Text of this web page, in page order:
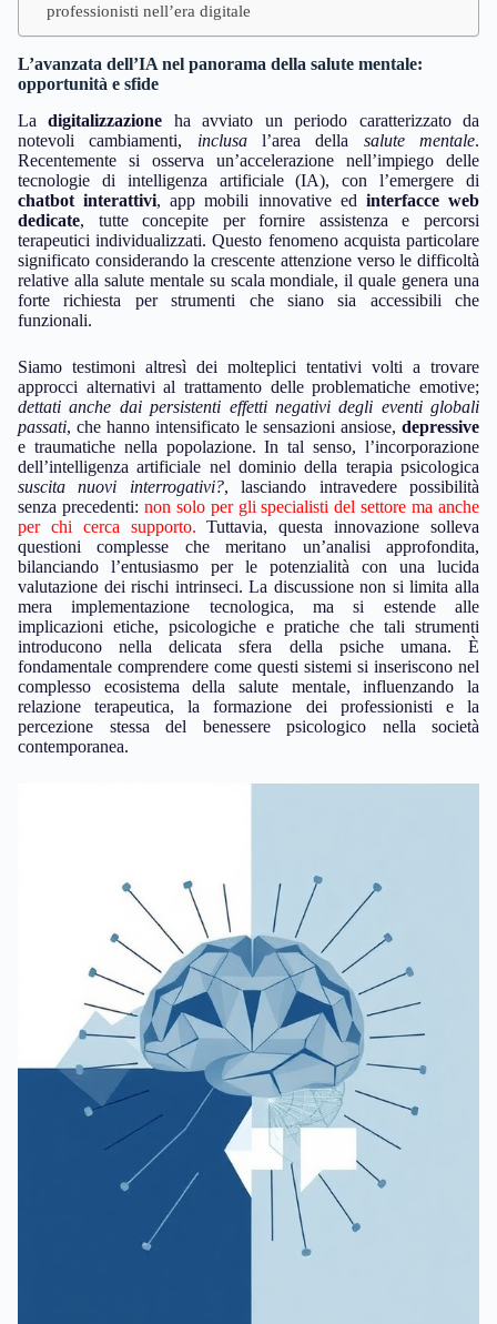
professionisti nell’era digitale
L’avanzata dell’IA nel panorama della salute mentale:
opportunità e sfide
Ladigitalizzazione ha avviato un periodo caratterizzato da
notevoli cambiamenti, inclusal’area della salute mentale.
Recentemente si osserva un’accelerazione nell’impiego delle
tecnologie di intelligenza artificiale (IA), con l’emergere di
chatbot interattivi, app mobili innovative ed interfacce web
dedicate, tutte concepite per fornire assistenza e percorsi
terapeutici individualizzati. Questo fenomeno acquista particolare
significato considerando la crescente attenzione verso le difficoltà
relative alla salute mentale su scala mondiale, il quale genera una
forte richiesta per strumenti che siano sia accessibili che
funzionali.
Siamo testimoni altresì dei molteplici tentativi volti a trovare
approcci alternativi al trattamento delle problematiche emotive;
dettati anche dai persistenti effetti negativi degli eventi globali
passati, che hanno intensificato le sensazioni ansiose, depressive
e traumatiche nella popolazione. In tal senso, l’incorporazione
dell’intelligenza artificiale nel dominio della terapia psicologica
suscita nuovi interrogativi?, lasciando intravedere possibilità
senza precedenti: non solo per gli specialisti del settore ma anche
per chi cerca supporto. Tuttavia, questa innovazione solleva
questioni complesse che meritano un’analisi approfondita,
bilanciando l’entusiasmo per le potenzialità con una lucida
valutazione dei rischi intrinseci. La discussione non si limita alla
mera implementazione tecnologica, ma si estende alle
implicazioni etiche, psicologiche e pratiche che tali strumenti
introducono nella delicata sfera della psiche umana. È
fondamentale comprendere come questi sistemi si inseriscono nel
complesso ecosistema della salute mentale, influenzando la
relazione terapeutica, la formazione dei professionisti e la
percezione stessa del benessere psicologico nella società
contemporanea.